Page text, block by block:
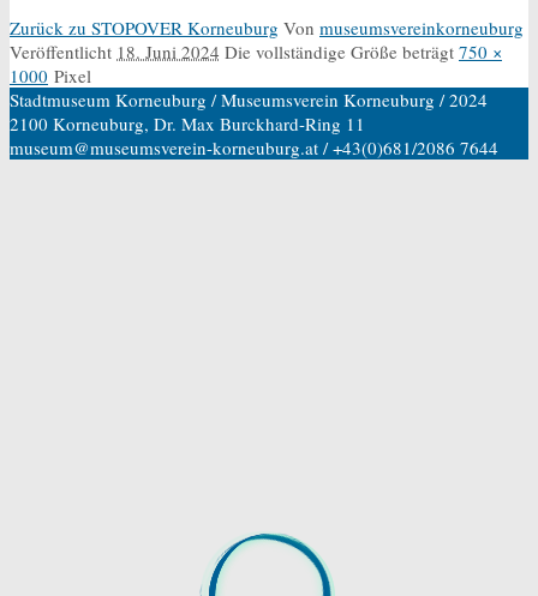
Zurück zu STOPOVER Korneuburg Von museumsvereinkorneuburg
Veröffentlicht 18. Juni 2024 Die vollständige Größe beträgt 750 ×
1000 Pixel
Stadtmuseum Korneuburg / Museumsverein Korneuburg / 2024
2100 Korneuburg, Dr. Max Burckhard-Ring 11
museum@museumsverein-korneuburg.at / +43(0)681/2086 7644